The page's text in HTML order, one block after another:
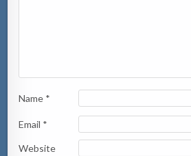
Name *
Email *
Website